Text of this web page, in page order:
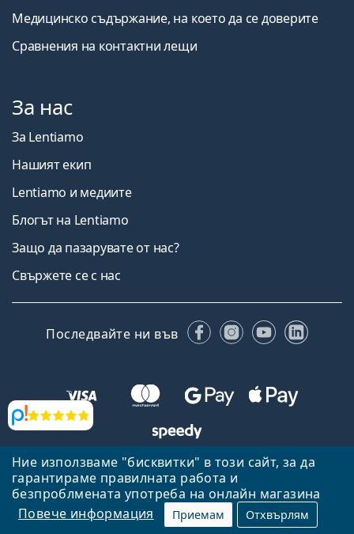
Ние използваме "бисквитки" в този сайт, за да
гарантираме правилната работа и
безпроблмената употреба на онлайн магазина
Повече информация
Приемам Отхвърлям
Прегледи
Медицинско съдържание, на което да се доверите
Сравнения на контактни лещи
За нас
За Lentiamo
Нашият екип
Lentiamo и медиите
Блогът на Lentiamo
Защо да пазарувате от нас?
Свържете се с нас
Последвайте ни във FacebookInstagram
YouTube
Назад към началната страница
Нагоре
Lentiamo.bg е собственост и се управлява от Lentiamo s.r.o.,
Република Чехия
Тук сме за вас в продължение на 18 години.